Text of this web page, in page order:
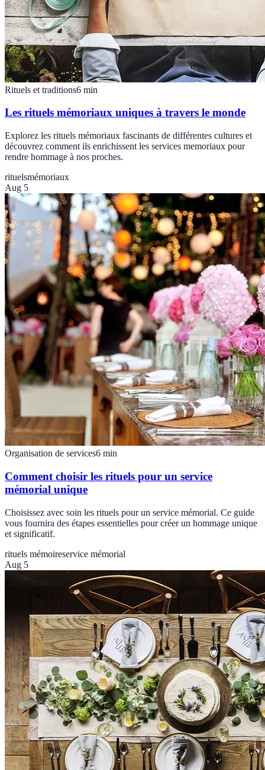
Rituels et traditions6 min
Les rituels mémoriaux uniques à travers le monde
Explorez les rituels mémoriaux fascinants de différentes cultures et
découvrez comment ils enrichissent les services memoriaux pour
rendre hommage à nos proches.
rituelsmémoriaux
Aug 5
Organisation de services6 min
Comment choisir les rituels pour un service
mémorial unique
Choisissez avec soin les rituels pour un service mémorial. Ce guide
vous fournira des étapes essentielles pour créer un hommage unique
et significatif.
rituels mémoireservice mémorial
Aug 5